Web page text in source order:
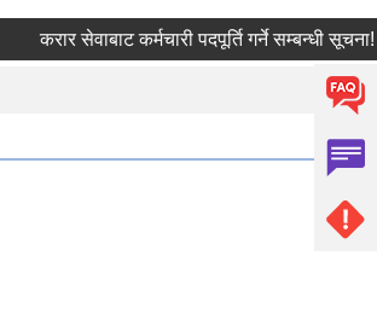
करार सेवाबाट कर्मचारी पदपूर्ति गर्ने सम्बन्धी सूचना!